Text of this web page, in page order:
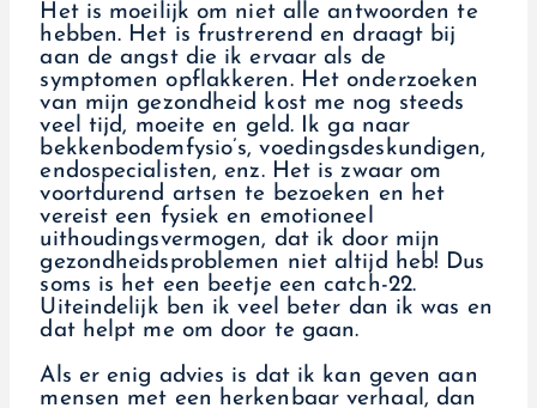
Het is moeilijk om niet alle antwoorden te
hebben. Het is frustrerend en draagt bij
aan de angst die ik ervaar als de
symptomen opflakkeren. Het onderzoeken
van mijn gezondheid kost me nog steeds
veel tijd, moeite en geld. Ik ga naar
bekkenbodemfysio’s, voedingsdeskundigen,
endospecialisten, enz. Het is zwaar om
voortdurend artsen te bezoeken en het
vereist een fysiek en emotioneel
uithoudingsvermogen, dat ik door mijn
gezondheidsproblemen niet altijd heb! Dus
soms is het een beetje een catch-22.
Uiteindelijk ben ik veel beter dan ik was en
dat helpt me om door te gaan.
Als er enig advies is dat ik kan geven aan
mensen met een herkenbaar verhaal, dan